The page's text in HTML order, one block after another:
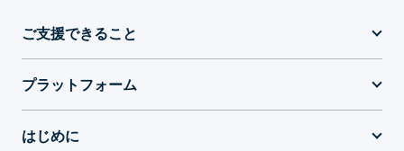
ご支援できること
プラットフォーム
はじめに